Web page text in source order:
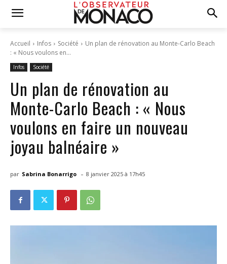
Accueil Infos Société
Un plan de rénovation au Monte-Carlo Beach
: « Nous voulons en...
Infos Société
Un plan de rénovation au
Monte-Carlo Beach : « Nous
voulons en faire un nouveau
joyau balnéaire »
par Sabrina Bonarrigo - 8 janvier 2025 à 17h45